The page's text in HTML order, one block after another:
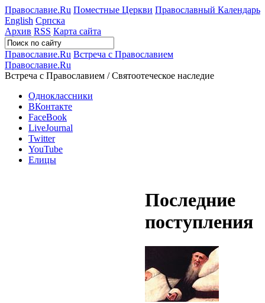
Православие.Ru Поместные Церкви Православный Календарь
English Српска
Архив RSS Карта сайта
Православие.Ru Встреча с Православием
Православие.Ru
Встреча с Православием / Святоотеческое наследие
Одноклассники
ВКонтакте
FaceBook
LiveJournal
Twitter
YouTube
Елицы
Последние
поступления